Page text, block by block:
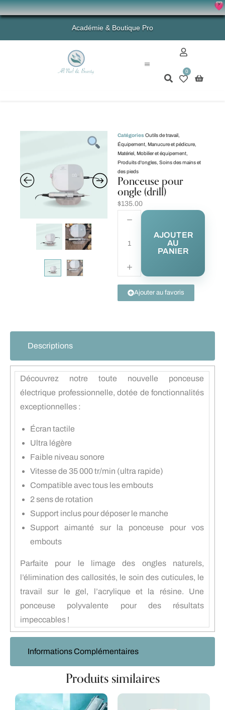
X
💗 -
Académie & Boutique Pro
0
Catégories Outils de travail
Équipement Manucure et pédicure
Matériel Mobilier et équipement
Produits d'ongles Soins des mains et
des pieds
Ponceuse pour
ongle (drill)
$135.00
AJOUTER
AU
PANIER
Ajouter au favoris
Descriptions
Informations Complémentaires
Découvrez notre toute nouvelle ponceuse
électrique professionnelle, dotée de fonctionnalités
exceptionnelles :
Écran tactile
Ultra légère
Faible niveau sonore
Vitesse de 35 000 tr/min (ultra rapide)
Compatible avec tous les embouts
2 sens de rotation
Support inclus pour déposer le manche
Support aimanté sur la ponceuse pour vos
embouts
Parfaite pour le limage des ongles naturels,
l’élimination des callosités, le soin des cuticules, le
travail sur le gel, l’acrylique et la résine. Une
ponceuse polyvalente pour des résultats
impeccables !
Produits similaires